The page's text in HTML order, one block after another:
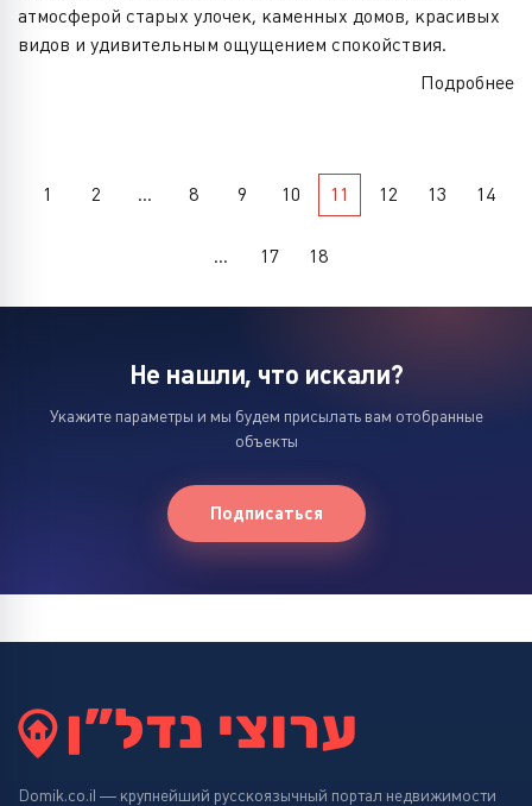
атмосферой старых улочек, каменных домов, красивых
видов и удивительным ощущением спокойствия.
Подробнее
1 2 ... 8 9 10 11 12 13 14
... 17 18
Не нашли, что искали?
Укажите параметры и мы будем присылать вам отобранные
объекты
Подписаться
Domik.co.il — крупнейший русскоязычный портал недвижимости